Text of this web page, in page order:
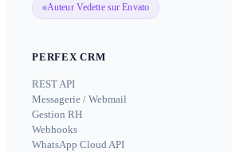
Auteur Vedette sur Envato
PERFEX CRM
REST API
Messagerie / Webmail
Gestion RH
Webhooks
WhatsApp Cloud API